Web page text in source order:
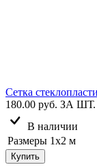
Сетка
180.00 руб. ЗА ШТ.
В наличии
Размеры 1х2 м
Купить